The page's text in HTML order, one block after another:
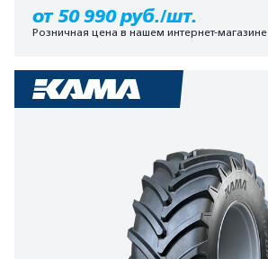
от 50 990 руб./шт.
Розничная цена в нашем интернет-магазине